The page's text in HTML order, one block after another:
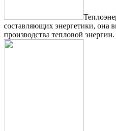
составляющих энергетики, она
производства тепловой энергии.